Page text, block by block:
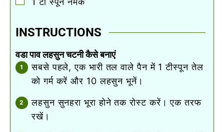
INSTRUCTIONS
वडा पाव लहसुन चटनी कैसे बनाएं
सबसे पहले, एक भारी तल वाले पैन में 1 टीस्पून तेल
को गर्म करें और 10 लहसुन भूनें।
लहसुन सुनहरा भूरा होने तक रोस्ट करें। एक तरफ
रखें।